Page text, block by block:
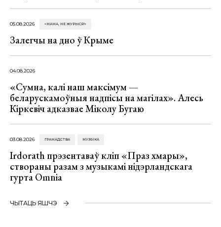
05.08.2026 «МАМА, НЕ ЖУРЫСЯ!»
Залегчы на дно ў Крыме
04.08.2026
«Сумна, калі наш максімум —
беларускамоўныя надпісы на магілах». Алесь
Кіркевіч адказвае Міколу Бугаю
03.08.2026 ГРАМАДСТВА МУЗЫКА
Irdorath прэзентаваў кліп «Праз хмары»,
створаны разам з музыкамі нідэрландскага
гурта Omnia
ЧЫТАЦЬ ЯШЧЭ